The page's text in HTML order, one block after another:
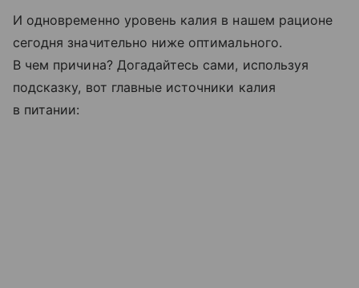
И одновременно уровень калия в нашем рационе
сегодня значительно ниже оптимального.
В чем причина? Догадайтесь сами, используя
подсказку, вот главные источники калия
в питании: